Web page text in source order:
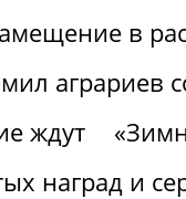
в
аграриев
ждут
наград и